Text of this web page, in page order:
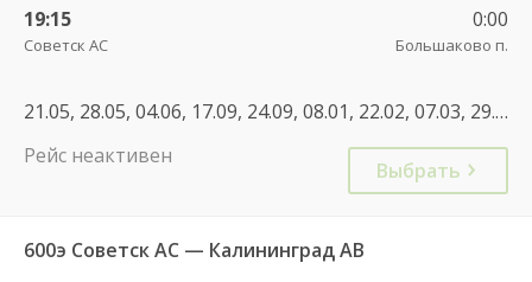
19:15
Советск АС
0:00
Большаково п.
21.05, 28.05, 04.06, 17.09, 24.09, 08.01, 22.02, 07.03, 29.04, 30.04, 01.05, 09.05, 08.05, 04.11, 27.12, 28.12, 29.12, 30.12, 31.12, 08.01, 30.04, 07.05
Рейс неактивен
Выбрать
600э Советск АС — Калининград АВ